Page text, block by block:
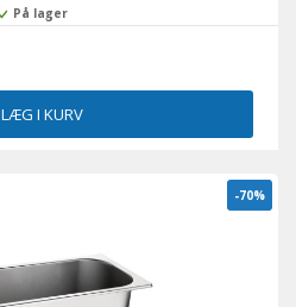
På lager
LÆG I KURV
-70%